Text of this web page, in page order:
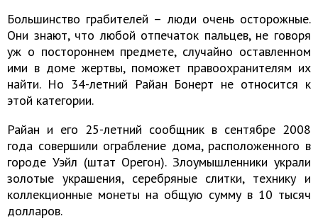
Большинство грабителей – люди очень осторожные.
Они знают, что любой отпечаток пальцев, не говоря
уж о постороннем предмете, случайно оставленном
ими в доме жертвы, поможет правоохранителям их
найти. Но 34-летний Райан Бонерт не относится к
этой категории.
Райан и его 25-летний сообщник в сентябре 2008
года совершили ограбление дома, расположенного в
городе Уэйл (штат Орегон). Злоумышленники украли
золотые украшения, серебряные слитки, технику и
коллекционные монеты на общую сумму в 10 тысяч
долларов.